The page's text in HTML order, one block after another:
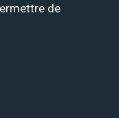
de